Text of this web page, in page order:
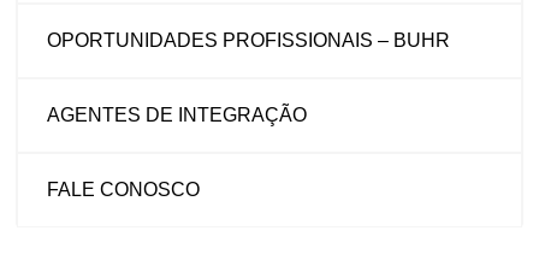
OPORTUNIDADES PROFISSIONAIS – BUHR
AGENTES DE INTEGRAÇÃO
FALE CONOSCO